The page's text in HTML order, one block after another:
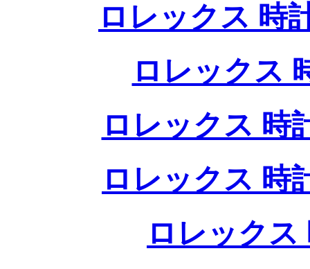
ロレックス 時
ロレックス
ロレックス 時
ロレックス 時
ロレックス